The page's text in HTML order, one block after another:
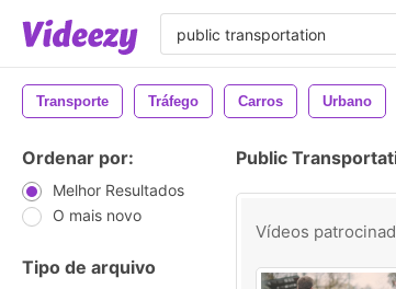
Transporte Tráfego Carros Urbano
Ordenar por:
Melhor Resultados
O mais novo
Tipo de arquivo
Public
Vídeos